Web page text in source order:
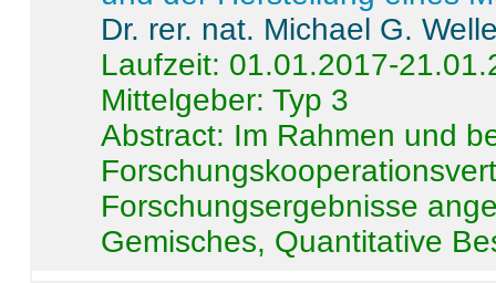
Dr. rer. nat. Michael G.
Laufzeit: 01.01.2017-
Mittelgeber: Typ 3
Abstract: Im Rahmen und
Forschungsergebnisse
Gemisches, Quantitative